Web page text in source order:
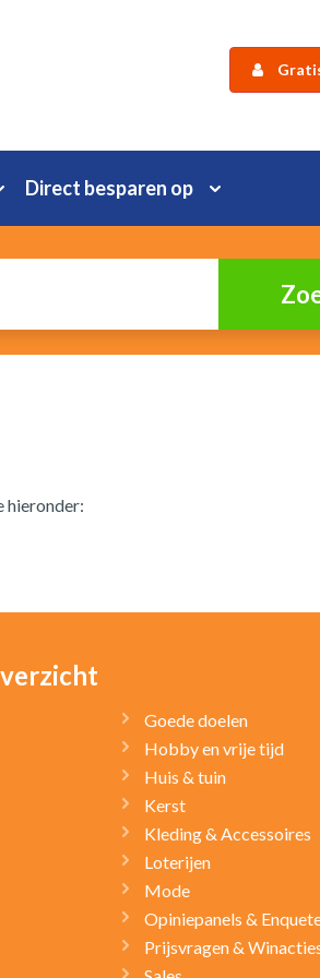
Direct besparen op
hieronder:
Goede doelen
Hobby en vrije tijd
Huis & tuin
Kerst
Kleding & Accessoires
Loterijen
Mode
Opiniepanels &
Prijsvragen &